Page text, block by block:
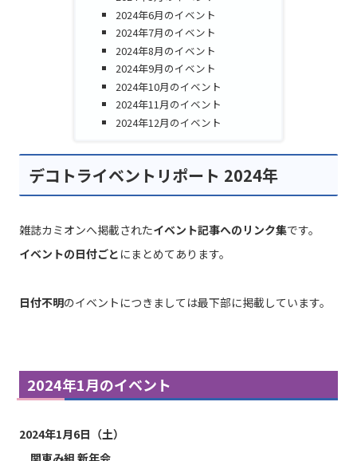
2024年6月のイベント
2024年7月のイベント
2024年8月のイベント
2024年9月のイベント
2024年10月のイベント
2024年11月のイベント
2024年12月のイベント
デコトライベントリポート 2024年
雑誌カミオンへ掲載されたイベント記事へのリンク集です。
イベントの日付ごと にまとめてあります。
日付不明のイベントにつきましては最下部に掲載しています。
2024年1月のイベント
2024年1月6日（土）
関東み組 新年会